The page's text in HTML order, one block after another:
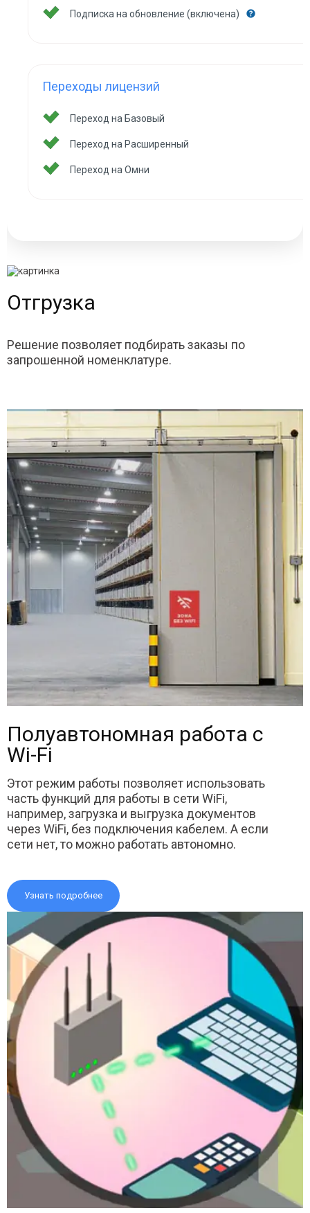
Подписка на обновление (включена)
Переходы лицензий
Переход на Базовый
Переход на Расширенный
Переход на Омни
Отгрузка
Решение позволяет подбирать заказы по
запрошенной номенклатуре.
Полуавтономная работа с
Wi-Fi
Этот режим работы позволяет использовать
часть функций для работы в сети WiFi,
например, загрузка и выгрузка документов
через WiFi, без подключения кабелем. А если
сети нет, то можно работать автономно.
Узнать подробнее